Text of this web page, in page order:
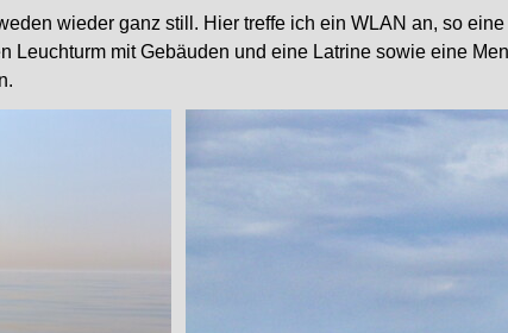
wieder ganz still. Hier treffe ich ein WLAN an, so
mit Gebäuden und eine Latrine sowie eine